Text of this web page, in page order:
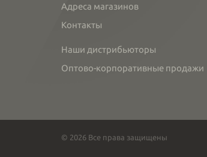
Адреса магазинов
Контакты
Наши дистрибьюторы
Оптово-корпоративные продажи
© 2026 Все права защищены